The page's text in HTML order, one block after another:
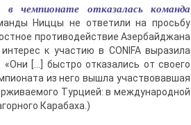
чемпионате отказалась команда
Ниццы не ответили на просьбу
противодействие Азербайджана
к участию в CONIFA выразила
«Они […] быстро отказались от своего
из него вышла участвовавшая
Турцией: в международной
Карабаха.)